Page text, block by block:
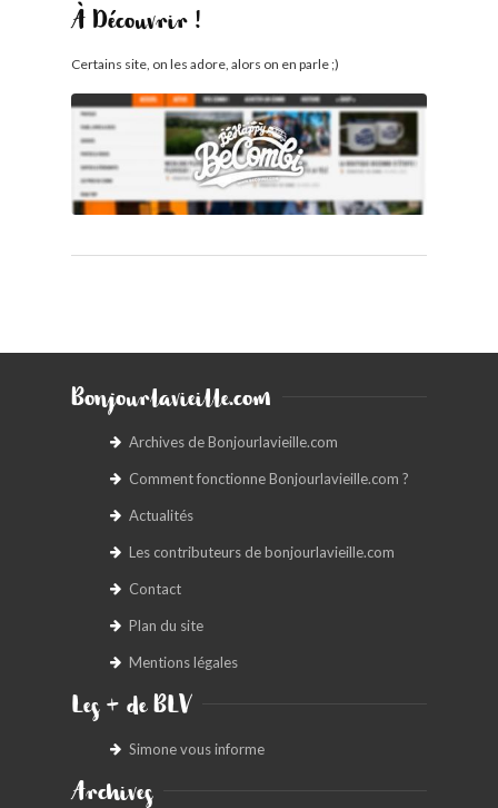
À Découvrir !
Certains site, on les adore, alors on en parle ;)
Bonjourlavieille.com
Archives de Bonjourlavieille.com
Comment fonctionne Bonjourlavieille.com ?
Actualités
Les contributeurs de bonjourlavieille.com
Contact
Plan du site
Mentions légales
Les + de BLV
Simone vous informe
Archives